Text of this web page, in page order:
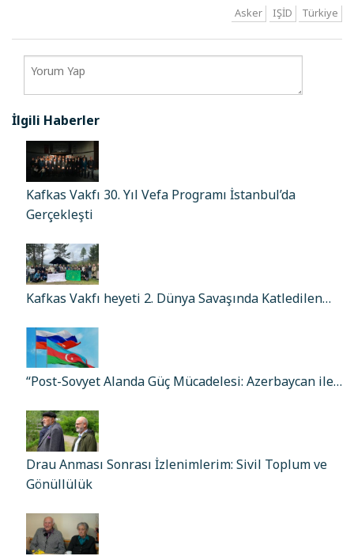
Asker IŞİD Türkiye
İlgili Haberler
Kafkas Vakfı 30. Yıl Vefa Programı İstanbul’da
Gerçekleşti
Kafkas Vakfı heyeti 2. Dünya Savaşında Katledilen…
“Post-Sovyet Alanda Güç Mücadelesi: Azerbaycan ile…
Drau Anması Sonrası İzlenimlerim: Sivil Toplum ve
Gönüllülük